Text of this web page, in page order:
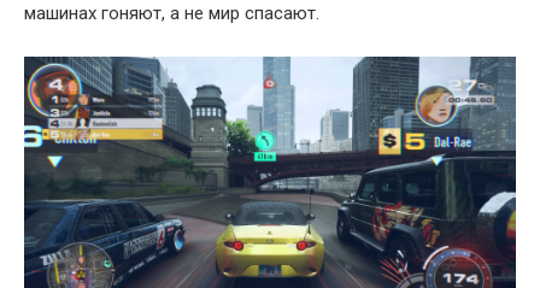
машинах гоняют, а не мир спасают.